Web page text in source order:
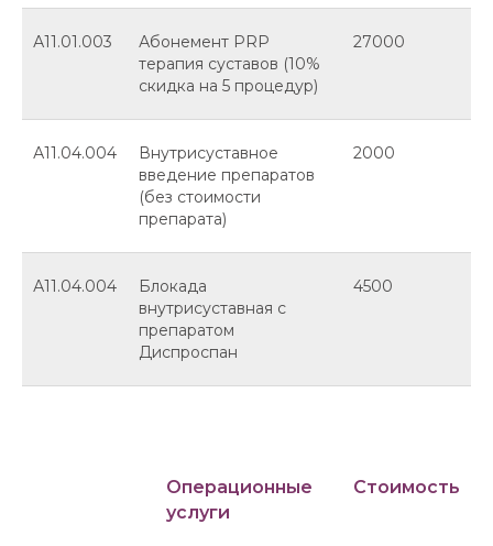
А11.01.003
Абонемент PRP
терапия суставов (10%
скидка на 5 процедур)
27000
А11.04.004
Внутрисуставное
введение препаратов
(без стоимости
препарата)
2000
А11.04.004
Блокада
внутрисуставная с
препаратом
Диспроспан
4500
Операционные
услуги
Стоимость